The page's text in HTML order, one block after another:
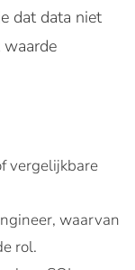
dat data niet
waarde
vergelijkbare
waarvan
rol.